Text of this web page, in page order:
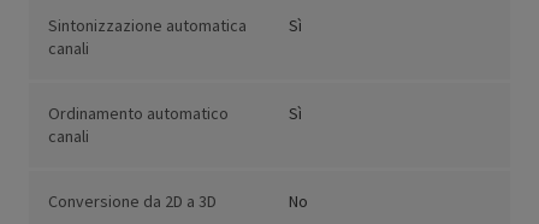
Sintonizzazione automatica
canali
Sì
Ordinamento automatico
canali
Sì
Conversione da 2D a 3D No